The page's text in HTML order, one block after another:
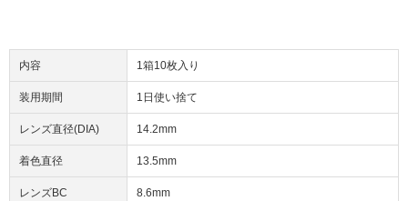
内容 1箱10枚入り
装用期間 1日使い捨て
レンズ直径(DIA) 14.2mm
着色直径 13.5mm
レンズBC 8.6mm